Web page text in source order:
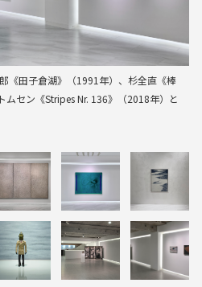
《田子倉湖》（1991年）、杉全直《棒
セン《Stripes Nr. 136》（2018年）と